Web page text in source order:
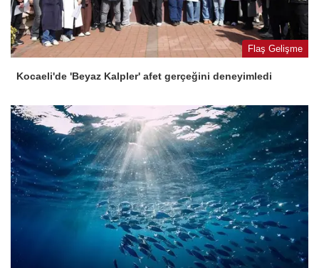
Flaş Gelişme
Kocaeli'de 'Beyaz Kalpler' afet gerçeğini deneyimledi